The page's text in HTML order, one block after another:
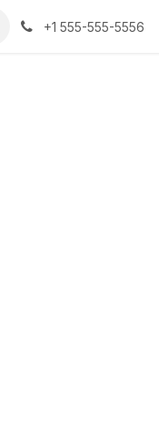
+1 555-555-5556